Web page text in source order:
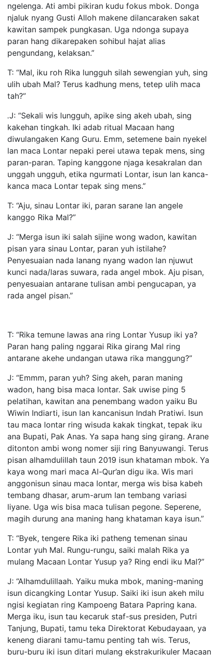
ngelenga. Ati ambi pikiran kudu fokus mbok. Donga
njaluk nyang Gusti Alloh makene dilancaraken sakat
kawitan sampek pungkasan. Uga ndonga supaya
paran hang dikarepaken sohibul hajat alias
pengundang, kelaksan.”
T: “Mal, iku roh Rika lungguh silah sewengian yuh, sing
ulih ubah Mal? Terus kadhung mens, tetep ulih maca
tah?”
.J: “Sekali wis lungguh, apike sing akeh ubah, sing
kakehan tingkah. Iki adab ritual Macaan hang
diwulangaken Kang Guru. Emm, setemene bain nyekel
lan maca Lontar nepaki perei utawa tepak mens, sing
paran-paran. Taping kanggone njaga kesakralan dan
unggah ungguh, etika ngurmati Lontar, isun lan kanca-
kanca maca Lontar tepak sing mens.”
T: “Aju, sinau Lontar iki, paran sarane lan angele
kanggo Rika Mal?”
J: “Merga isun iki salah sijine wong wadon, kawitan
pisan yara sinau Lontar, paran yuh istilahe?
Penyesuaian nada lanang nyang wadon lan njuwut
kunci nada/laras suwara, rada angel mbok. Aju pisan,
penyesuaian antarane tulisan ambi pengucapan, ya
rada angel pisan.”
T: “Rika temune lawas ana ring Lontar Yusup iki ya?
Paran hang paling nggarai Rika girang Mal ring
antarane akehe undangan utawa rika manggung?”
J: “Emmm, paran yuh? Sing akeh, paran maning
wadon, hang bisa maca lontar. Sak uwise ping 5
pelatihan, kawitan ana penembang wadon yaiku Bu
Wiwin Indiarti, isun lan kancanisun Indah Pratiwi. Isun
tau maca lontar ring wisuda kakak tingkat, tepak iku
ana Bupati, Pak Anas. Ya sapa hang sing girang. Arane
ditonton ambi wong nomer siji ring Banyuwangi. Terus
pisan alhamdulillah taun 2019 isun khataman mbok. Ya
kaya wong mari maca Al-Qur’an digu ika. Wis mari
anggonisun sinau maca lontar, merga wis bisa kabeh
tembang dhasar, arum-arum lan tembang variasi
liyane. Uga wis bisa maca tulisan pegone. Seperene,
magih durung ana maning hang khataman kaya isun.”
T: “Byek, tengere Rika iki patheng temenan sinau
Lontar yuh Mal. Rungu-rungu, saiki malah Rika ya
mulang Macaan Lontar Yusup ya? Ring endi iku Mal?”
J: “Alhamdulillaah. Yaiku muka mbok, maning-maning
isun dicangking Lontar Yusup. Saiki iki isun akeh milu
ngisi kegiatan ring Kampoeng Batara Papring kana.
Merga iku, isun tau kecaruk staf-sus presiden, Putri
Tanjung, Bupati, tamu teka Direktorat Kebudayaan, ya
keneng diarani tamu-tamu penting tah wis. Terus,
buru-buru iki isun ditari mulang ekstrakurikuler Macaan